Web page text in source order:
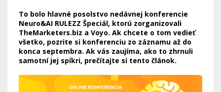
To bolo hlavné posolstvo nedávnej konferencie
Neuro&AI RULEZZ Špeciál, ktorú zorganizovali
TheMarketers.biz a Voyo. Ak chcete o tom vedieť
všetko, pozrite si konferenciu zo záznamu až do
konca septembra. Ak vás zaujíma, ako to zhrnuli
samotní jej spíkri, prečítajte si tento článok.